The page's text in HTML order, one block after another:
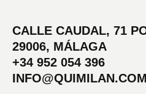
CALLE CAUDAL, 71
29006, MÁLAGA
+34 952 054 396
INFO@QUIMILAN.COM